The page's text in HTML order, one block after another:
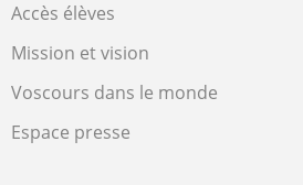
Accès élèves
Mission et vision
Voscours dans le monde
Espace presse